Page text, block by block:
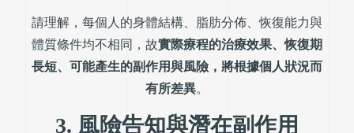
請理解，每個人的身體結構、脂肪分佈、恢復能力與
體質條件均不相同，故實際療程的治療效果、恢復期
長短、可能產生的副作用與風險，將根據個人狀況而
有所差異。
3. 風險告知與潛在副作用